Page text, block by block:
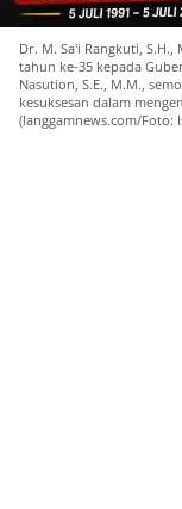
Dr. M. Sa'i Rangkuti,
tahun ke-35 kepada
Nasution, S.E., M.M.,
kesuksesan dalam
(langgamnews.com/Foto: